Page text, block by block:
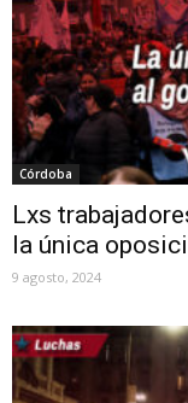
Córdoba
Lxs
la única
9 agosto, 2024